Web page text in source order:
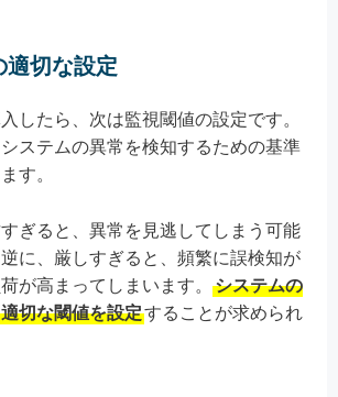
適切な設定
したら、次は監視閾値の設定です。
ステムの異常を検知するための基準
す。
ぎると、異常を見逃してしまう可能
に、厳しすぎると、頻繁に誤検知が
が高まってしまいます。
システムの
切な閾値を設定することが求められ